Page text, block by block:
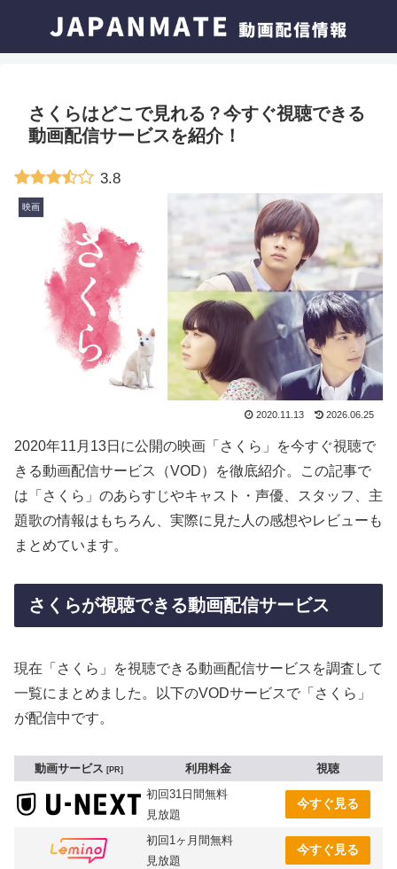
さくらはどこで見れる？今すぐ視聴できる
動画配信サービスを紹介！
3.8
映画
2020.11.13 2026.06.25
2020年11月13日に公開の映画「さくら」を今すぐ視聴で
きる動画配信サービス（VOD）を徹底紹介。この記事で
は「さくら」のあらすじやキャスト・声優、スタッフ、主
題歌の情報はもちろん、実際に見た人の感想やレビューも
まとめています。
さくらが視聴できる動画配信サービス
現在「さくら」を視聴できる動画配信サービスを調査して
一覧にまとめました。以下のVODサービスで「さくら」
が配信中です。
動画サービス PR 利用料金
視聴
初回31日間無料
見放題
今すぐ見る
初回1ヶ月間無料
見放題
今すぐ見る